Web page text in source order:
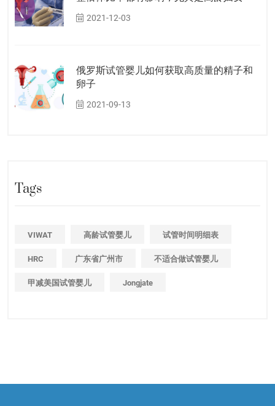
2021-12-03
俄罗斯试管婴儿如何获取高质量的精子和
卵子
2021-09-13
Tags
VIWAT 高龄试管婴儿 试管时间明细表
HRC 广东省广州市 不适合做试管婴儿
甲减美国试管婴儿 Jongjate